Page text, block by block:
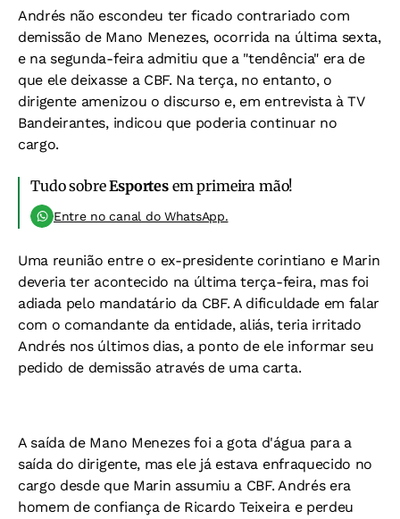
Andrés não escondeu ter ficado contrariado com
demissão de Mano Menezes, ocorrida na última sexta,
e na segunda-feira admitiu que a "tendência" era de
que ele deixasse a CBF. Na terça, no entanto, o
dirigente amenizou o discurso e, em entrevista à TV
Bandeirantes, indicou que poderia continuar no
cargo.
Tudo sobreEsportesem primeira mão!
Entre no canal do WhatsApp.
Uma reunião entre o ex-presidente corintiano e Marin
deveria ter acontecido na última terça-feira, mas foi
adiada pelo mandatário da CBF. A dificuldade em falar
com o comandante da entidade, aliás, teria irritado
Andrés nos últimos dias, a ponto de ele informar seu
pedido de demissão através de uma carta.
A saída de Mano Menezes foi a gota d'água para a
saída do dirigente, mas ele já estava enfraquecido no
cargo desde que Marin assumiu a CBF. Andrés era
homem de confiança de Ricardo Teixeira e perdeu